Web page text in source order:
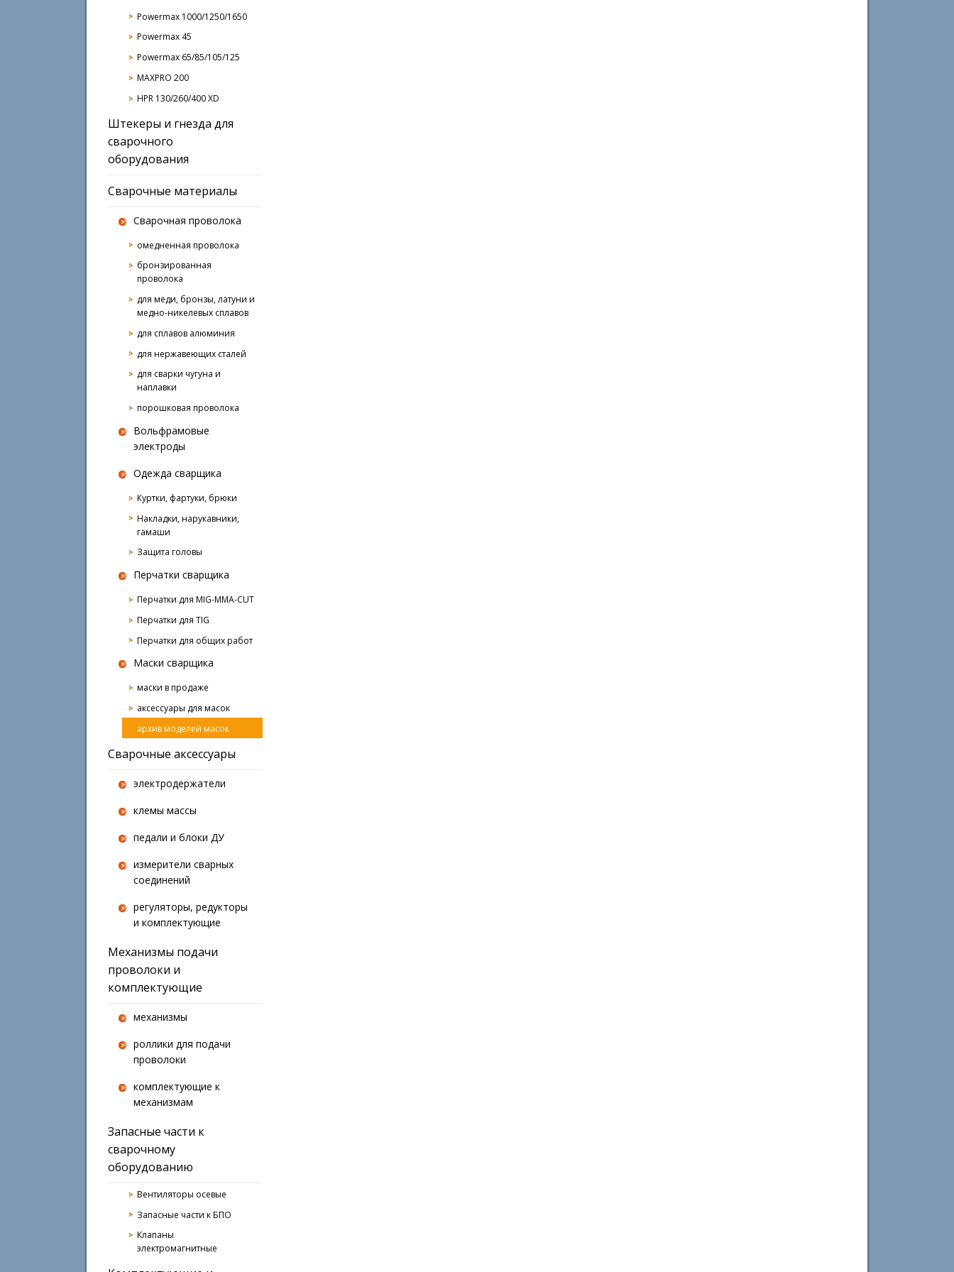
Powermax 1000/1250/1650
Powermax 45
Powermax 65/85/105/125
MAXPRO 200
HPR 130/260/400 XD
Штекеры и гнезда для
сварочного
оборудования
Сварочные материалы
Сварочная проволока
омедненная проволока
бронзированная
проволока
для меди, бронзы, латуни и
медно-никелевых сплавов
для сплавов алюминия
для нержавеющих сталей
для сварки чугуна и
наплавки
порошковая проволока
Вольфрамовые
электроды
Одежда сварщика
Куртки, фартуки, брюки
Накладки, нарукавники,
гамаши
Защита головы
Перчатки сварщика
Перчатки для MIG-MMA-CUT
Перчатки для TIG
Перчатки для общих работ
Маски сварщика
маски в продаже
аксессуары для масок
архив моделей масок
Сварочные аксессуары
электродержатели
клемы массы
педали и блоки ДУ
измерители сварных
соединений
регуляторы, редукторы
и комплектующие
Механизмы подачи
проволоки и
комплектующие
механизмы
роллики для подачи
проволоки
комплектующие к
механизмам
Запасные части к
сварочному
оборудованию
Вентиляторы осевые
Запасные части к БПО
Клапаны
электромагнитные